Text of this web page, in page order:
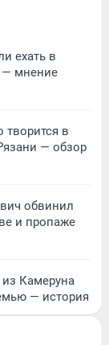
ехать в
— мнение
творится в
— обзор
обвинил
и пропаже
Камеруна
— история